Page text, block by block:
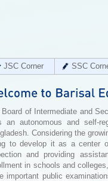
JSC Corner SSC
Board of Intermediate and
an autonomous and self-
Considering the
to develop it as a center
and providing
in schools and
important public